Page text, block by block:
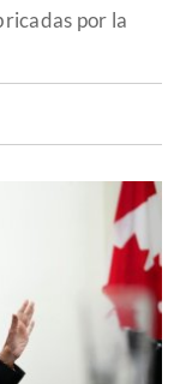
por la